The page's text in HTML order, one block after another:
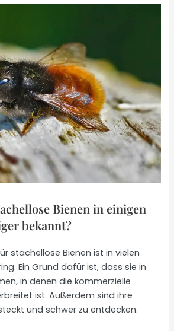
Bienen in einigen
bekannt?
stachellose Bienen ist in vielen
Ein Grund dafür ist, dass sie in
in denen die kommerzielle
ist. Außerdem sind ihre
und schwer zu entdecken.